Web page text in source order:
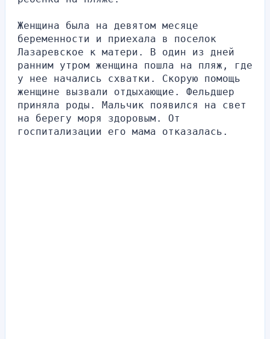
Женщина была на девятом месяце
беременности и приехала в поселок
Лазаревское к матери. В один из дней
ранним утром женщина пошла на пляж, где
у нее начались схватки. Скорую помощь
женщине вызвали отдыхающие. Фельдшер
приняла роды. Мальчик появился на свет
на берегу моря здоровым. От
госпитализации его мама отказалась.